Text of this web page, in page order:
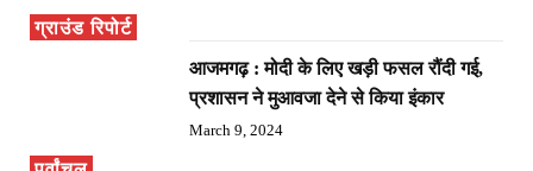
ग्राउंड रिपोर्ट
आजमगढ़ : मोदी के लिए खड़ी फसल रौंदी गई,
प्रशासन ने मुआवजा देने से किया इंकार
March 9, 2024